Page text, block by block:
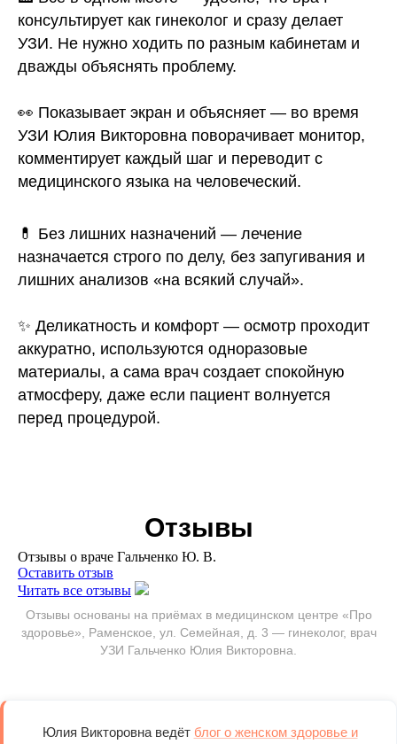
УЗИ при многоплодной беременности, III
триместр (не является скринингом)
Фолликулометрия (УЗИ)
ЭхоГСС — проходимость маточных труб
(включая катетер)
6 800 ₽
Комплекс: гинеколог + УЗИ молочных желез,
Гальченко Ю.В.
5 000 ₽
УЗИ комплекс «Женский чек-ап максимум»
(молочные железы, малый таз, щитовидная
УЗИ органов брюшной полости (печень,
желчный пузырь, поджелудочная железа,
селезенка)
2 300 ₽
УЗИ органов брюшной полости и почек 2 900 ₽
УЗИ почек и мочевого пузыря с остаточной
УЗИ почек с оценкой кровотока
УЗИ щитовидной железы и паращитовидных
желез + допплерография
консультирует как гинеколог и сразу делает
УЗИ. Не нужно ходить по разным кабинетам и
дважды объяснять проблему.
👀 Показывает экран и объясняет — во время
УЗИ Юлия Викторовна поворачивает монитор,
комментирует каждый шаг и переводит с
медицинского языка на человеческий.
💊 Без лишних назначений — лечение
назначается строго по делу, без запугивания и
лишних анализов «на всякий случай».
✨ Деликатность и комфорт — осмотр проходит
аккуратно, используются одноразовые
материалы, а сама врач создает спокойную
атмосферу, даже если пациент волнуется
перед процедурой.
Отзывы
Отзывы о враче Гальченко Ю. В.
Оставить отзыв
Читать все отзывы
Отзывы основаны на приёмах в медицинском центре «Про
здоровье», Раменское, ул. Семейная, д. 3 — гинеколог, врач
УЗИ Гальченко Юлия Викторовна.
Юлия Викторовна ведёт блог о женском здоровье и